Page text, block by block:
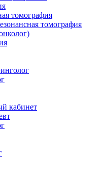
томография
томография
кабинет